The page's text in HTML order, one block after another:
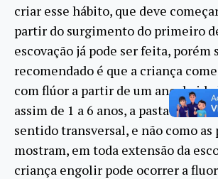
criar esse hábito, que deve
partir do surgimento do primeiro
escovação já pode ser feita, porém
recomendado é que a criança
com flúor a partir de um ano de
assim de 1 a 6 anos, a pasta deve
sentido transversal, e não como as
mostram, em toda extensão da
criança engolir pode ocorrer a